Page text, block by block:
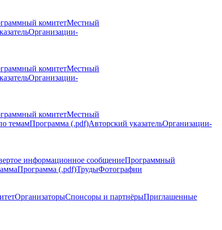
комитетМестный
Организации-
комитетМестный
Организации-
комитетМестный
темамПрограмма (.pdf)Авторский указательОрганизации-
информационное сообщениеПрограммный
Программа (.pdf)ТрудыФотографии
ОрганизаторыСпонсоры и партнёрыПриглашенные